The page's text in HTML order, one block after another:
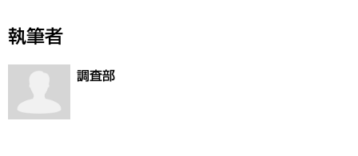
執筆者
調査部